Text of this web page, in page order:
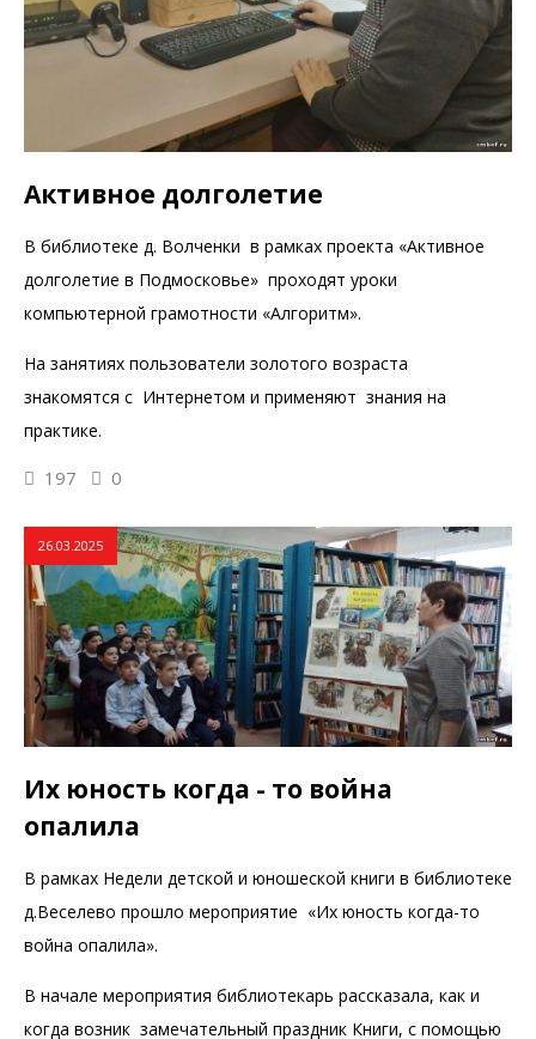
Активное долголетие
В библиотеке д. Волченки в рамках проекта «Активное
долголетие в Подмосковье» проходят уроки
компьютерной грамотности «Алгоритм».
На занятиях пользователи золотого возраста
знакомятся с Интернетом и применяют знания на
практике.
197 0
26.03.2025
Их юность когда - то война
опалила
В рамках Недели детской и юношеской книги в библиотеке
д.Веселево прошло мероприятие «Их юность когда-то
война опалила».
В начале мероприятия библиотекарь рассказала, как и
когда возник замечательный праздник Книги, с помощью